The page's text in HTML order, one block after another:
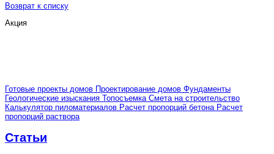
Возврат к списку
Акция
Готовые проекты домов Проектирование домов Фундаменты
Геологические изыскания Топосъемка Смета на строительство
Калькулятор пиломатериалов Расчет пропорций бетона Расчет
пропорций раствора
Статьи